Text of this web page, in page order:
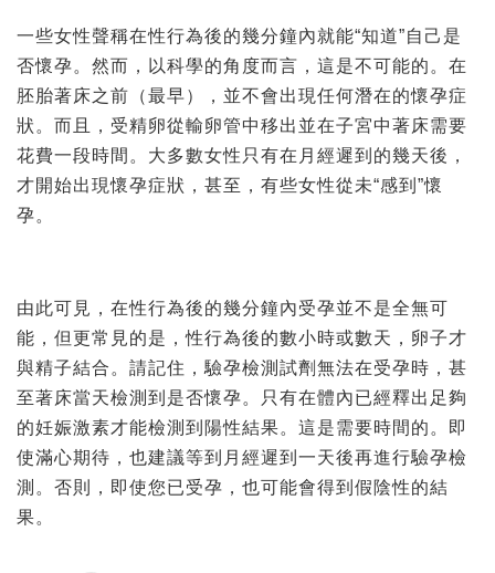
一些女性聲稱在性行為後的幾分鐘內就能“知道”自己是
否懷孕。然而，以科學的角度而言，這是不可能的。在
胚胎著床之前（最早），並不會出現任何潛在的懷孕症
狀。而且，受精卵從輸卵管中移出並在子宮中著床需要
花費一段時間。大多數女性只有在月經遲到的幾天後，
才開始出現懷孕症狀，甚至，有些女性從未“感到”懷
孕。
由此可見，在性行為後的幾分鐘內受孕並不是全無可
能，但更常見的是，性行為後的數小時或數天，卵子才
與精子結合。請記住，驗孕檢測試劑無法在受孕時，甚
至著床當天檢測到是否懷孕。只有在體內已經釋出足夠
的妊娠激素才能檢測到陽性結果。這是需要時間的。即
使滿心期待，也建議等到月經遲到一天後再進行驗孕檢
測。否則，即使您已受孕，也可能會得到假陰性的結
果。